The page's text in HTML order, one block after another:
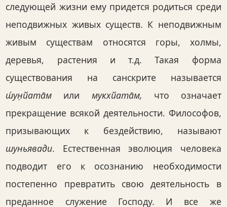
следующей жизни ему придется родиться среди
неподвижных живых существ. К неподвижным
живым существам относятся горы, холмы,
деревья, растения и т.д. Такая форма
существования на санскрите называется
ш́ун̣йата̄м или мукхйата̄м, что означает
прекращение всякой деятельности. Философов,
призывающих к бездействию, называют
шуньявади. Естественная эволюция человека
подводит его к осознанию необходимости
постепенно превратить свою деятельность в
преданное служение Господу. И все же